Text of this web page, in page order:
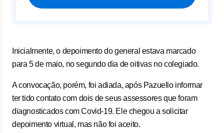
Inicialmente, o depoimento do general estava marcado
para 5 de maio, no segundo dia de oitivas no colegiado.
A convocação, porém, foi adiada, após Pazuello informar
ter tido contato com dois de seus assessores que foram
diagnosticados com Covid-19. Ele chegou a solicitar
depoimento virtual, mas não foi aceito.